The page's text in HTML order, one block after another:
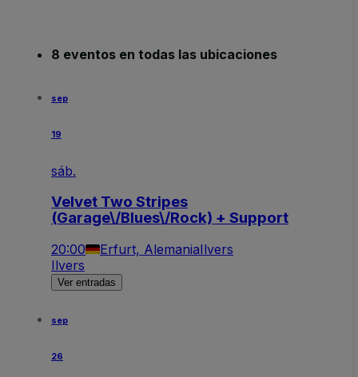
8 eventos en todas las ubicaciones
sep
19
sáb.
Velvet Two Stripes
(Garage\/Blues\/Rock) + Support
20:00 Erfurt, AlemaniaIlvers
Ilvers
Ver entradas
sep
26